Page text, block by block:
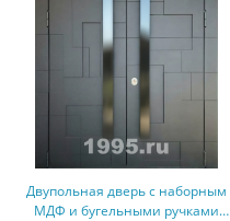
Двупольная дверь с наборным
МДФ и бугельными ручками